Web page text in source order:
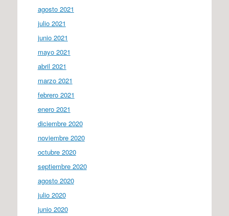
agosto 2021
julio 2021
junio 2021
mayo 2021
abril 2021
marzo 2021
febrero 2021
enero 2021
diciembre 2020
noviembre 2020
octubre 2020
septiembre 2020
agosto 2020
julio 2020
junio 2020